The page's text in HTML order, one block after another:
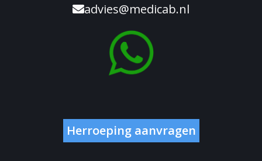
advies@medicab.nl
Herroeping aanvragen